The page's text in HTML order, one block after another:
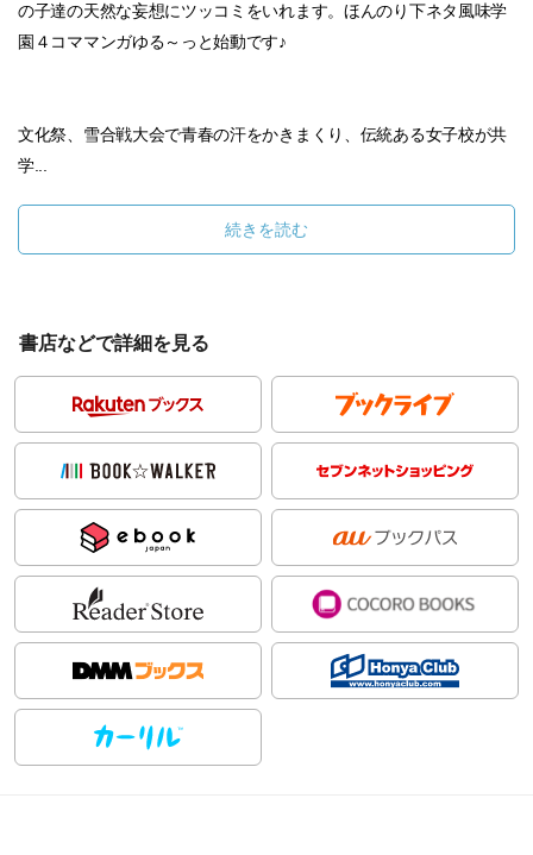
の子達の天然な妄想にツッコミをいれます。ほんのり下ネタ風味学
園４コママンガゆる～っと始動です♪
文化祭、雪合戦大会で青春の汗をかきまくり、伝統ある女子校が共
学...
続きを読む
書店などで詳細を見る